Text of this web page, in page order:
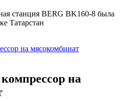
станция BERG BK160-8 была
Татарстан
на